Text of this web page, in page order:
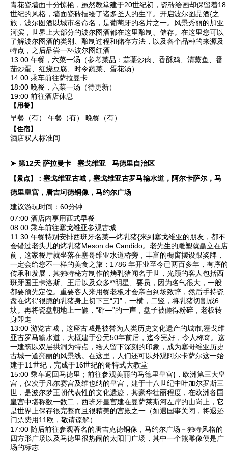
青花瓷墙面十分惊艳，虽然教堂建于20世纪初，瓷砖绘画却保留着18
世纪的风格，墙面瓷砖描绘了诸多圣人的生平。开启波尔图品酒{之
旅，波尔图酒以城市名命名，是葡萄牙的名片之一。风景秀丽的加亚
河滨，世界上大部分的波尔图酒都在这里酿制、储存。在这里您可以
了解波尔图酒的类别、酿制过程和储存方法，以及各个品种的来源及
特点，之后品尝一杯波尔图红酒
13:00 午餐，六菜一汤（参考菜品：蒜薹炒肉、香酥鸡、清蒸鱼、番
茄炒蛋、红烧豆腐、时令蔬菜、蛋花汤）
14:00 乘车前往萨拉曼卡
18:00 晚餐，六菜一汤（待更新）
19:00 前往酒店休息
【用餐】
早餐（有） 午餐（有） 晚餐（有）
【住宿】
酒店双人标准间
➤ 第12天 萨拉曼卡 塞戈维亚 马德里自治区
【景点】： 塞戈维亚古城，塞戈维亚古罗马输水道，阿尔卡萨尔，马
德里皇宫，唐吉坷德铜像，马约尔广场
建议游玩时间：60分钟
07:00 酒店内享用西式早餐
08:00 乘车前往塞戈维亚参观古城
11:30 午餐特别安排西班牙名菜—烤乳猪{来到塞戈维亚的朋友，都不
会错过老头儿的烤乳猪Meson de Candido。老先生的雕塑就矗立在店
前，这家餐厅就坐落在塞哥维亚水道桥旁，丰富的橱窗摆设跟奖牌，
一定会给您不一样的美食之旅；1786 年开业至今已两百多年，有序的
传承和发展，其独特秘方制作的烤乳猪闻名于世，光顾的客人包括西
班牙国王卡洛斯、王后以及众多**明星、要员，因为名气很大，一般
都要预先定位。重要客人来用餐老板才会亲自到场致辞，然后手持瓷
盘在烤得很脆的乳猪身上切下三“刀”，一横，二竖，将乳猪切割成6
块。再将瓷盘朝地上一砸，“砰—”的一声，盘子被砸得粉碎，老板转
身即走
13:00 游览古城，这座古城是被誉为人类历史文化遗产的城市, 塞戈维
亚古罗马输水道 ，大概建于公元50年前后，迄今完好，令人称奇。这
一建筑以双层拱洞为特点，给人留下深刻的印象，成为塞哥维亚历史
古城一道亮丽的风景线。在这里，人们还可以外观阿尔卡萨尔这一始
建于11世纪，完成于16世纪的哥特式大教堂
15:00 乘车返回马德里；前往参观美丽的马德里皇宫{，欧洲第三大皇
宫，仅次于凡尔赛宫及维也纳的皇宫，建于十八世纪中叶加尔罗斯三
世，是波尔梦王朝代表性的文化遗迹，其豪华壮丽程度，在欧洲各国
皇宫中堪称数一数二，西班牙皇宫建在曼萨莱斯河左岸的山岗上，它
是世界上保存很完整而且很精美的宫殿之一（如遇国事关闭，将退还
门票费用11欧，敬请谅解）
17:00 随后前往参观著名的唐吉克德铜像 ， 马约尔广场 －独特风格的
四方形广场以及马德里很热闹的太阳门广场，其中一个熊雕像便是广
场的标志